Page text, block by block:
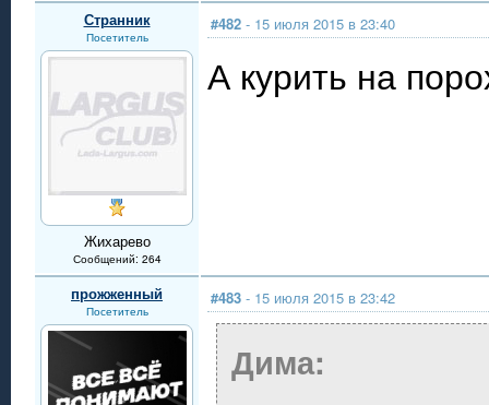
Странник
Посетитель
Жихарево
Сообщений: 264
#482 - 15 июля 2015 в 23:40
А курить на
прожженный
Посетитель
#483 - 15 июля 2015 в 23:42
Дима: